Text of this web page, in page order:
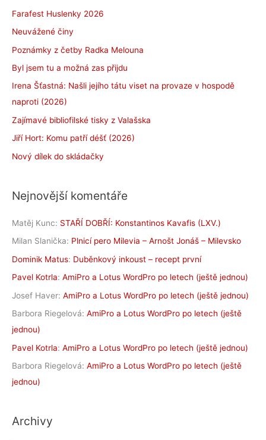
Farafest Huslenky 2026
Neuvážené činy
Poznámky z četby Radka Melouna
Byl jsem tu a možná zas přijdu
Irena Šťastná: Našli jejího tátu viset na provaze v hospodě
naproti (2026)
Zajímavé bibliofilské tisky z Valašska
Jiří Hort: Komu patří déšť (2026)
Nový dílek do skládačky
Nejnovější komentáře
Matěj Kunc: STAŘÍ DOBŘÍ: Konstantinos Kavafis (LXV.)
Milan Slanička: Plnicí pero Milevia – Arnošt Jonáš – Milevsko
Dominik Matus: Duběnkový inkoust – recept první
Pavel Kotrla: AmiPro a Lotus WordPro po letech (ještě jednou)
Josef Haver: AmiPro a Lotus WordPro po letech (ještě jednou)
Barbora Riegelová: AmiPro a Lotus WordPro po letech (ještě
jednou)
Pavel Kotrla: AmiPro a Lotus WordPro po letech (ještě jednou)
Barbora Riegelová: AmiPro a Lotus WordPro po letech (ještě
jednou)
Archivy